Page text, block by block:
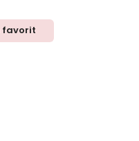
favorit